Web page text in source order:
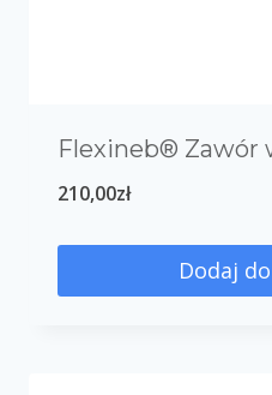
Flexineb® Zawór
210,00zł
Dodaj